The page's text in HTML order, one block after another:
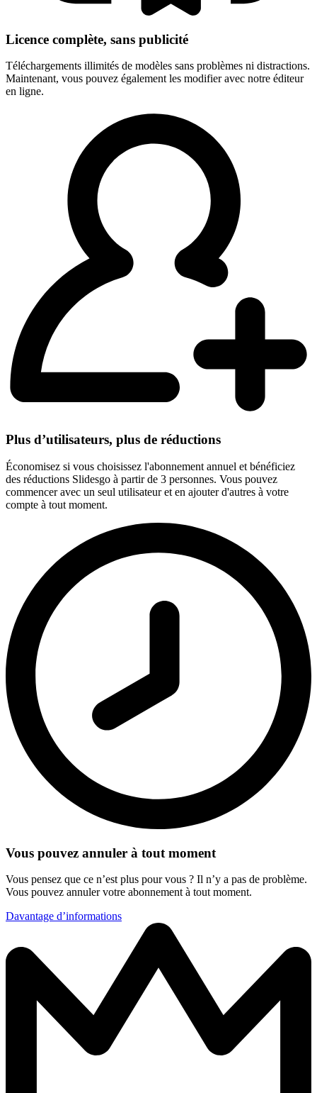
Licence complète, sans publicité
Téléchargements illimités de modèles sans problèmes ni distractions.
Maintenant, vous pouvez également les modifier avec notre éditeur
en ligne.
Plus d’utilisateurs, plus de réductions
Économisez si vous choisissez l'abonnement annuel et bénéficiez
des réductions Slidesgo à partir de 3 personnes. Vous pouvez
commencer avec un seul utilisateur et en ajouter d'autres à votre
compte à tout moment.
Vous pouvez annuler à tout moment
Vous pensez que ce n’est plus pour vous ? Il n’y a pas de problème.
Vous pouvez annuler votre abonnement à tout moment.
Davantage d’informations